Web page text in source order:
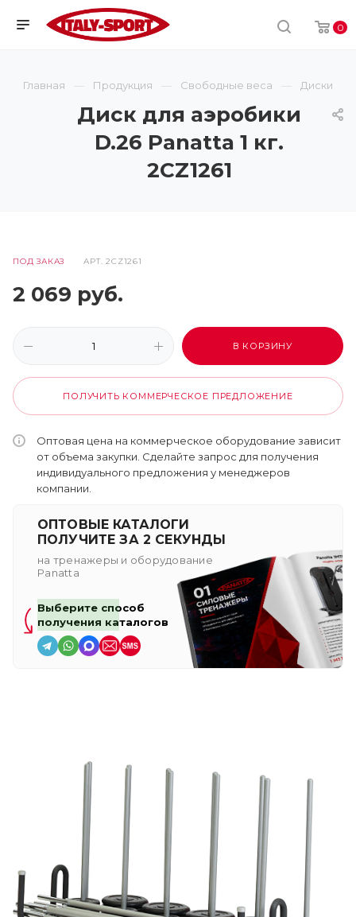
0
Главная Продукция Свободные веса Диски
Диск для аэробики
D.26 Panatta 1 кг.
2CZ1261
ПОД ЗАКАЗ АРТ.2CZ1261
2 069 руб.
В КОРЗИНУ
ПОЛУЧИТЬ КОММЕРЧЕСКОЕ ПРЕДЛОЖЕНИЕ
Оптовая цена на коммерческое оборудование зависит
от объема закупки. Сделайте запрос для получения
индивидуального предложения у менеджеров
компании.
ОПТОВЫЕ КАТАЛОГИ
ПОЛУЧИТЕ ЗА 2 СЕКУНДЫ
на тренажеры и оборудование
Panatta
Выберите способ
получения каталогов